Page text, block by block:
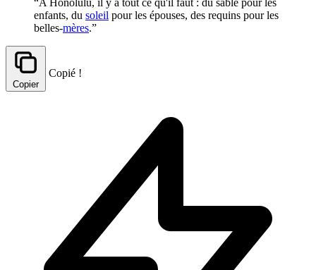
enfants, du soleil pour les épouses, des requins pour les
belles-mères.”
Copier
Copié !